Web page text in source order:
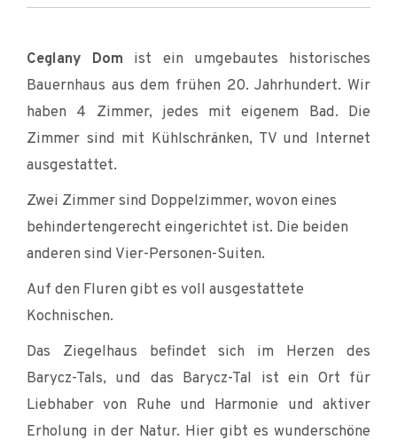
Ceglany Dom ist ein umgebautes historisches
Bauernhaus aus dem frühen 20. Jahrhundert. Wir
haben 4 Zimmer, jedes mit eigenem Bad. Die
Zimmer sind mit Kühlschränken, TV und Internet
ausgestattet.
Zwei Zimmer sind Doppelzimmer, wovon eines
behindertengerecht eingerichtet ist. Die beiden
anderen sind Vier-Personen-Suiten.
Auf den Fluren gibt es voll ausgestattete
Kochnischen.
Das Ziegelhaus befindet sich im Herzen des
Barycz-Tals, und das Barycz-Tal ist ein Ort für
Liebhaber von Ruhe und Harmonie und aktiver
Erholung in der Natur. Hier gibt es wunderschöne